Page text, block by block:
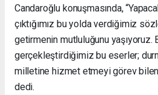
Candaroğlu konuşmasında,
çıktığımız bu yolda verdiğimiz
getirmenin mutluluğunu yaşıyoruz.
gerçekleştirdiğimiz bu eserler;
milletine hizmet etmeyi görev bilen
dedi.